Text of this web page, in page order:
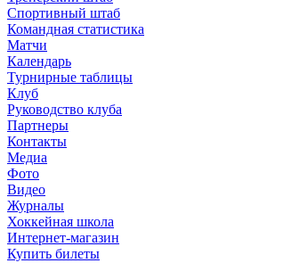
Спортивный штаб
Командная статистика
Матчи
Календарь
Турнирные таблицы
Клуб
Руководство клуба
Партнеры
Контакты
Медиа
Фото
Видео
Журналы
Хоккейная школа
Интернет-магазин
Купить билеты